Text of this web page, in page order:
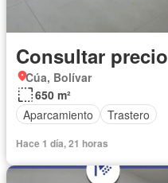
Consultar precio
Cúa, Bolívar
650 m²
Aparcamiento
Trastero
Hace 1 día, 21 horas